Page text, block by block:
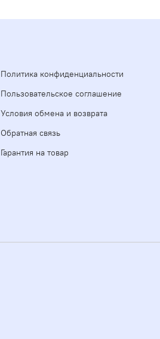
Политика конфиденциальности
Пользовательское соглашение
Условия обмена и возврата
Обратная связь
Гарантия на товар